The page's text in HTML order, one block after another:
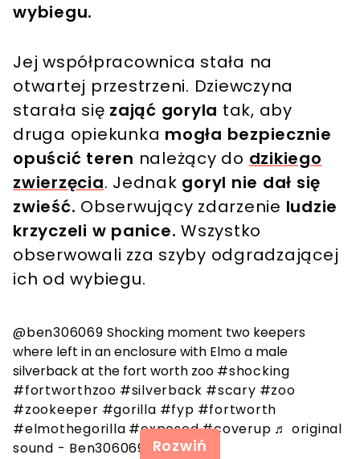
wybiegu.
Jej współpracownica stała na
otwartej przestrzeni. Dziewczyna
starała się zająć goryla tak, aby
druga opiekunka mogła bezpiecznie
opuścić teren należący do dzikiego
zwierzęcia. Jednak goryl nie dał się
zwieść. Obserwujący zdarzenie ludzie
krzyczeli w panice. Wszystko
obserwowali zza szyby odgradzającej
ich od wybiegu.
@ben306069 Shocking moment two keepers
where left in an enclosure with Elmo a male
silverback at the fort worth zoo #shocking
#fortworthzoo #silverback #scary #zoo
#zookeeper #gorilla #fyp #fortworth
#elmothegorilla #exposed#coverup ♬ original
sound - Ben306069
Rozwiń